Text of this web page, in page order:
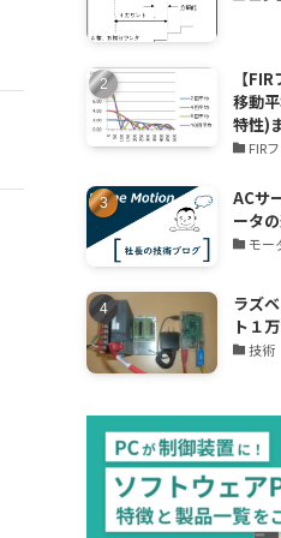
【
移動
特性)
FIR
ACサ
ータ
モー
ラズ
ト１
技術